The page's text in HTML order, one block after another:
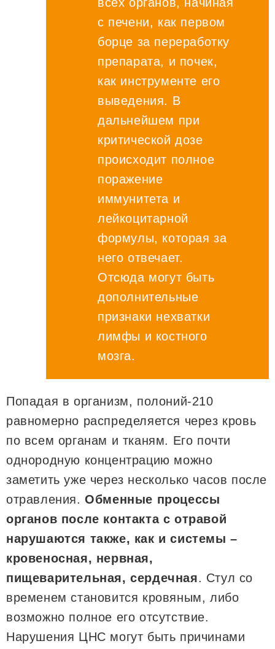
с печени, как первом
борце за переработку
препарата, и почек,
как инструменте его
выведения. В
дальнейшем при
критической дозе
происходит полное
поражение
иммунитета и
лейкоцитарной
формулы, которая за
него отвечает.
Отсюда могут быть
дополнительные
признаки нехватки
лимфы и костного
мозга.
Попадая в организм, полоний-210
равномерно распределяется через кровь
по всем органам и тканям. Его почти
однородную концентрацию можно
заметить уже через несколько часов после
отравления.Обменные процессы
органов после контакта с отравой
нарушаются также, как и системы –
кровеносная, нервная,
пищеварительная, сердечная. Стул со
временем становится кровяным, либо
возможно полное его отсутствие.
Нарушения ЦНС могут быть причинами